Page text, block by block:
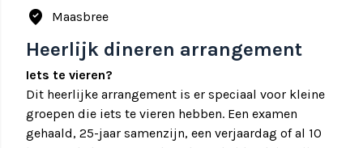
Heerlijk dineren arrangement
Iets te vieren?
Dit heerlijke arrangement is er speciaal voor kleine
groepen die iets te vieren hebben. Een examen
gehaald, 25-jaar samenzijn, een verjaardag of al 10
where_to_vote Maasbree